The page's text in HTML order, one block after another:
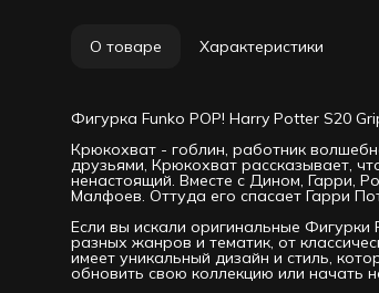
О товаре Характеристики
Фигурка Funko POP! Harry Potter S20
Крюкохват - гоблин, работник
друзьями, Крюкохват рассказывает,
ненастоящий. Вместе с Дином, Гарри,
Малфоев. Оттуда его спасает Гарри
Если вы искали оригинальные
разных жанров и тематик, от
имеет уникальный дизайн и стиль,
обновить свою коллекцию или начать